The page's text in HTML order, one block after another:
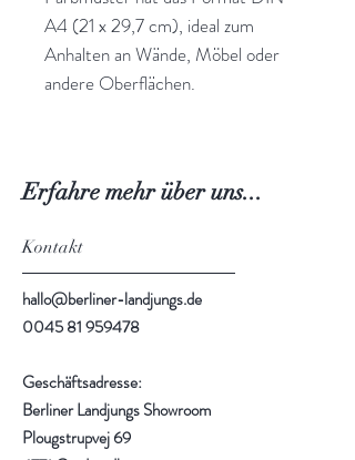
A4 (21 x 29,7 cm), ideal zum
Anhalten an Wände, Möbel oder
andere Oberflächen.
Erfahre mehr über uns...
Kontakt
hallo@berliner-landjungs.de
0045 81 959478
Geschäftsadresse:
Berliner Landjungs Showroom
Plougstrupvej 69